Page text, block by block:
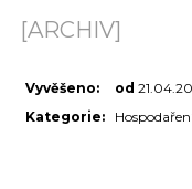
[ARCHIV]
Vyvěšeno: od
Kategorie: